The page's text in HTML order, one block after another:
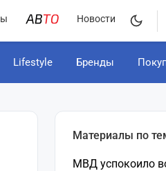
Новости
Lifestyle Бренды
Материалы по
МВД успокоило